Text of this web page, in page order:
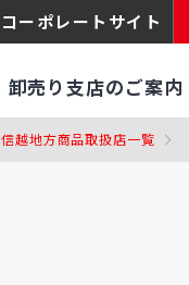
コーポレートサイト
卸売り支店のご案内
信越地方商品取扱店一覧